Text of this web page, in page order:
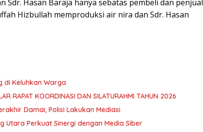
Sdr. Hasan Baraja hanya sebatas pembeli dan penjual
Hizbullah memproduksi air nira dan Sdr. Hasan
di Keluhkan Warga
RAPAT KOORDINASI DAN SILATURAHMI TAHUN 2026
Damai, Polisi Lakukan Mediasi
Utara Perkuat Sinergi dengan Media Siber